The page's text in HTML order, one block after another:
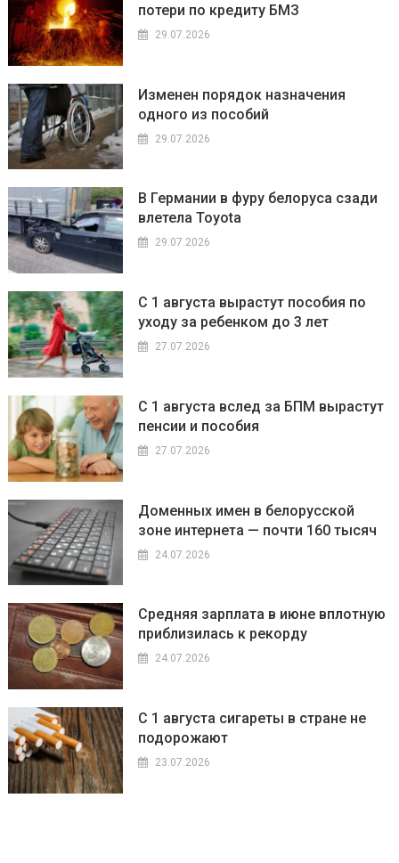
потери по кредиту БМЗ
29.07.2026
Изменен порядок назначения
одного из пособий
29.07.2026
В Германии в фуру белоруса сзади
влетела Toyota
29.07.2026
С 1 августа вырастут пособия по
уходу за ребенком до 3 лет
27.07.2026
С 1 августа вслед за БПМ вырастут
пенсии и пособия
27.07.2026
Доменных имен в белорусской
зоне интернета — почти 160 тысяч
24.07.2026
Средняя зарплата в июне вплотную
приблизилась к рекорду
24.07.2026
С 1 августа сигареты в стране не
подорожают
23.07.2026